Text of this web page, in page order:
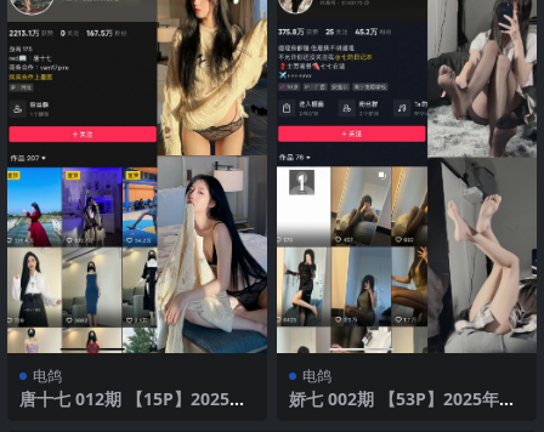
电鸽
唐十七 012期 【15P】2025年
电鸽
娇七 002期 【53P】2025年最